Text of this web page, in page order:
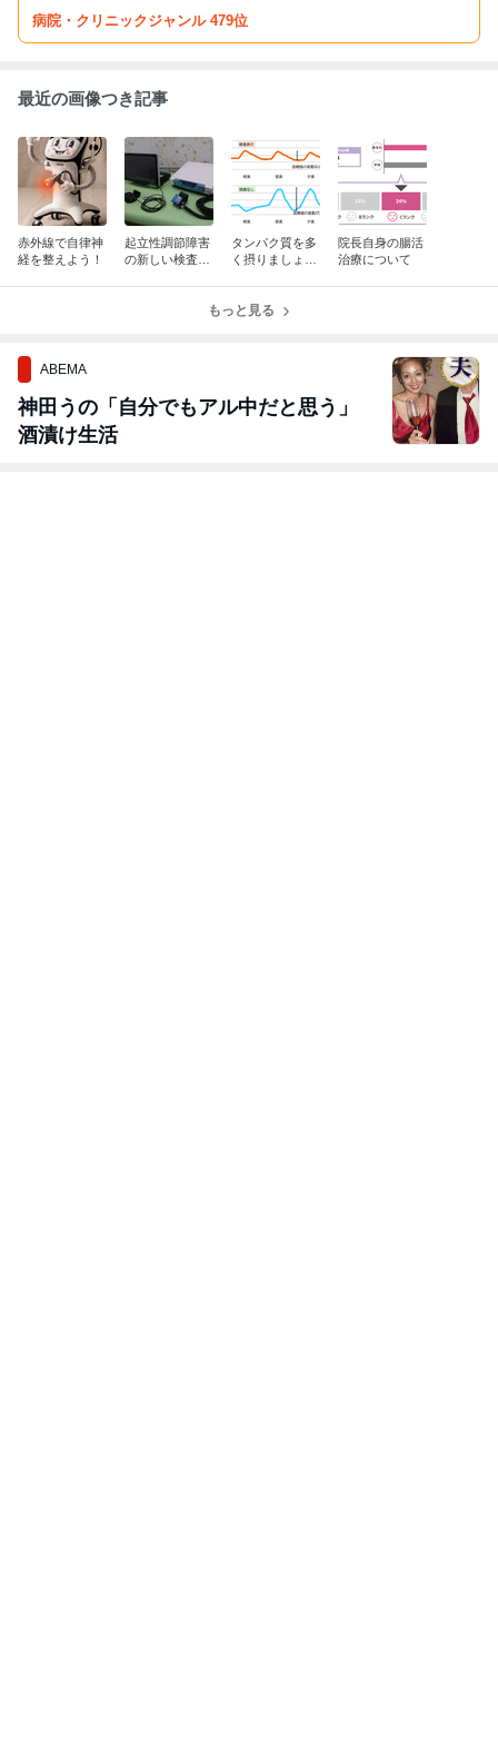
理外来なども行っています。
病院・クリニックジャンル 479位
最近の画像つき記事
赤外線で自律神
経を整えよう！
起立性調節障害
の新しい検査機
タンパク質を多
く摂りましょ
院長自身の腸活
治療について
もっと見る
ABEMA
神田うの「自分でもアル中だと思う」
酒漬け生活